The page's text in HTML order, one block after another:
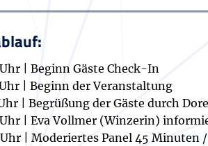
| Beginn Gäste Check-In
| Beginn der Veranstaltung
| Begrüßung der Gäste durch
| Eva Vollmer (Winzerin)
| Moderiertes Panel 45 Minuten